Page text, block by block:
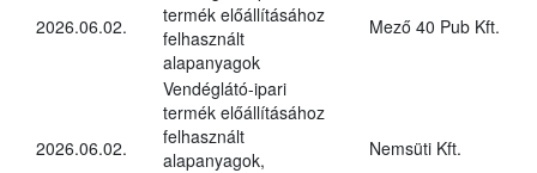
2026.06.02.
termék előállításához
felhasznált
alapanyagok
Mező 40 Pub Kft.
2026.06.02.
Vendéglátó-ipari
termék előállításához
felhasznált
alapanyagok,
Nemsüti Kft.